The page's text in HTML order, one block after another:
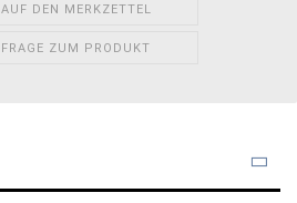
AUF DEN MERKZETTEL
FRAGE ZUM PRODUKT